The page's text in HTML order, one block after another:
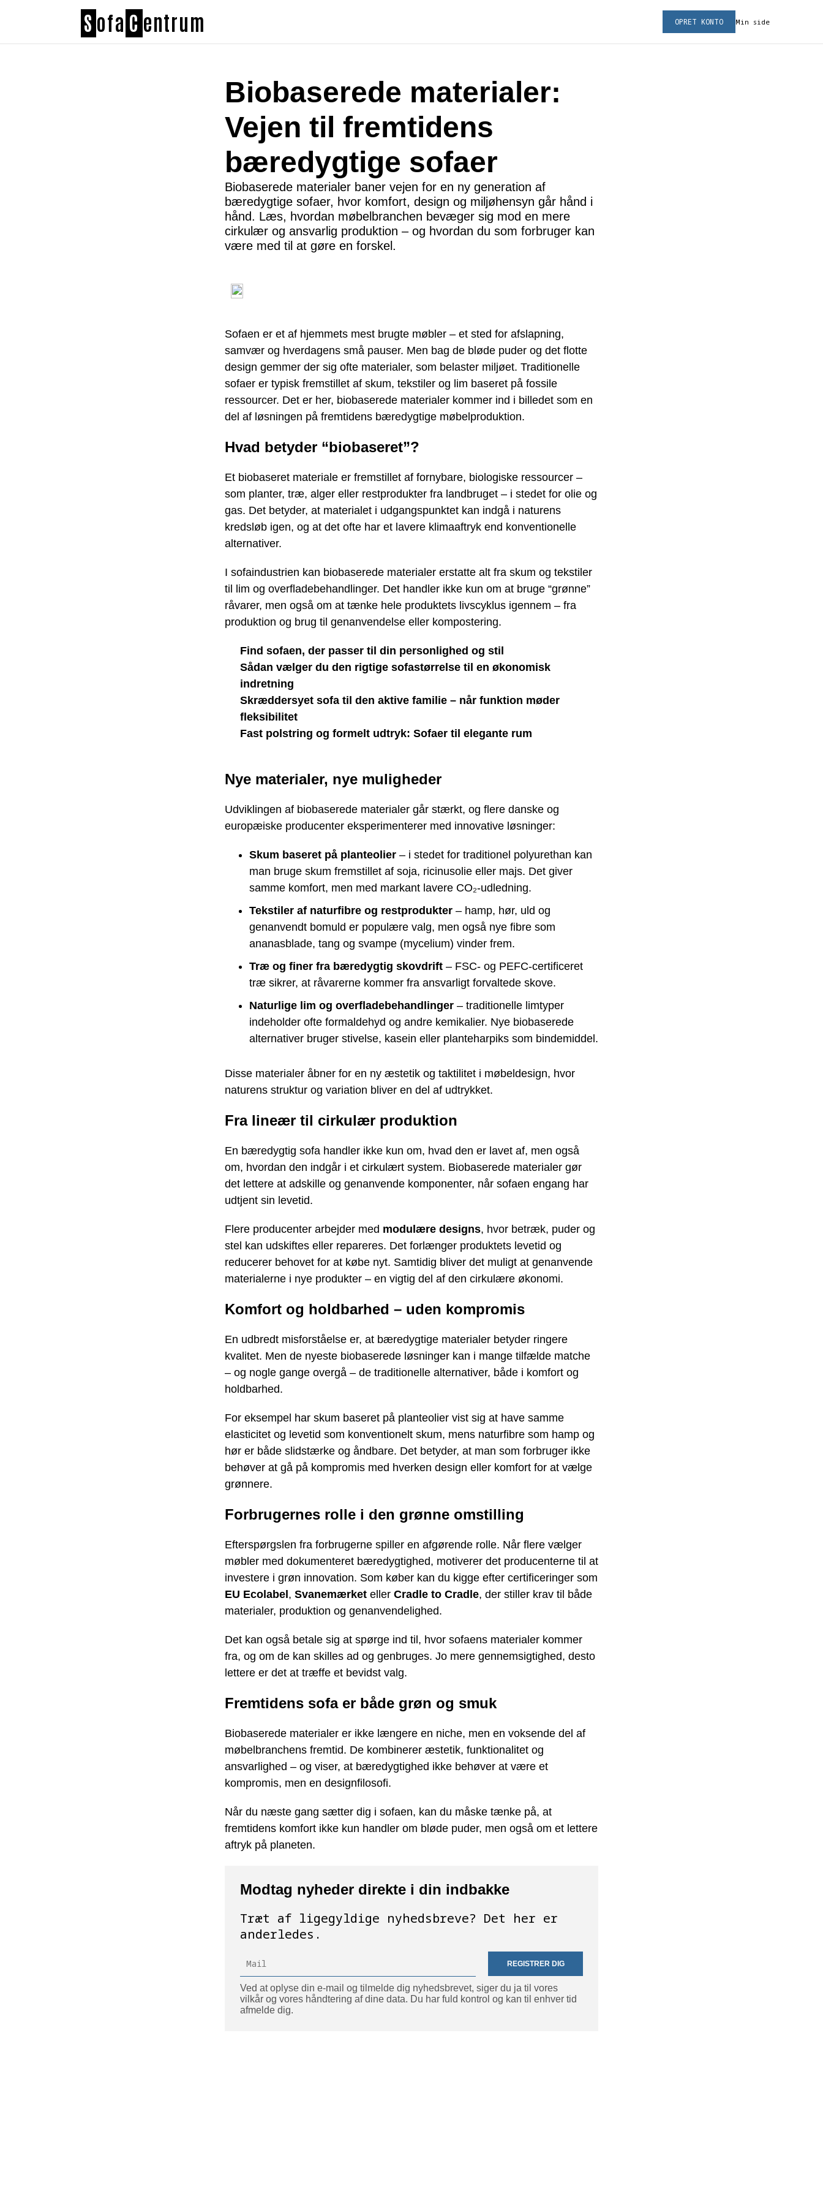
S ofa C entrum Min side
OPRET KONTO
Biobaserede materialer:
Vejen til fremtidens
bæredygtige sofaer
Biobaserede materialer baner vejen for en ny generation af
bæredygtige sofaer, hvor komfort, design og miljøhensyn går hånd i
hånd. Læs, hvordan møbelbranchen bevæger sig mod en mere
cirkulær og ansvarlig produktion – og hvordan du som forbruger kan
være med til at gøre en forskel.
Sofaen er et af hjemmets mest brugte møbler – et sted for afslapning,
samvær og hverdagens små pauser. Men bag de bløde puder og det flotte
design gemmer der sig ofte materialer, som belaster miljøet. Traditionelle
sofaer er typisk fremstillet af skum, tekstiler og lim baseret på fossile
ressourcer. Det er her, biobaserede materialer kommer ind i billedet som en
del af løsningen på fremtidens bæredygtige møbelproduktion.
Hvad betyder “biobaseret”?
Et biobaseret materiale er fremstillet af fornybare, biologiske ressourcer –
som planter, træ, alger eller restprodukter fra landbruget – i stedet for olie og
gas. Det betyder, at materialet i udgangspunktet kan indgå i naturens
kredsløb igen, og at det ofte har et lavere klimaaftryk end konventionelle
alternativer.
I sofaindustrien kan biobaserede materialer erstatte alt fra skum og tekstiler
til lim og overfladebehandlinger. Det handler ikke kun om at bruge “grønne”
råvarer, men også om at tænke hele produktets livscyklus igennem – fra
produktion og brug til genanvendelse eller kompostering.
Find sofaen, der passer til din personlighed og stil
Sådan vælger du den rigtige sofastørrelse til en økonomisk
indretning
Skræddersyet sofa til den aktive familie – når funktion møder
fleksibilitet
Fast polstring og formelt udtryk: Sofaer til elegante rum
Nye materialer, nye muligheder
Udviklingen af biobaserede materialer går stærkt, og flere danske og
europæiske producenter eksperimenterer med innovative løsninger:
Skum baseret på planteolier – i stedet for traditionel polyurethan kan
man bruge skum fremstillet af soja, ricinusolie eller majs. Det giver
samme komfort, men med markant lavere CO₂-udledning.
Tekstiler af naturfibre og restprodukter – hamp, hør, uld og
genanvendt bomuld er populære valg, men også nye fibre som
ananasblade, tang og svampe (mycelium) vinder frem.
Træ og finer fra bæredygtig skovdrift – FSC- og PEFC-certificeret
træ sikrer, at råvarerne kommer fra ansvarligt forvaltede skove.
Naturlige lim og overfladebehandlinger – traditionelle limtyper
indeholder ofte formaldehyd og andre kemikalier. Nye biobaserede
alternativer bruger stivelse, kasein eller planteharpiks som bindemiddel.
Disse materialer åbner for en ny æstetik og taktilitet i møbeldesign, hvor
naturens struktur og variation bliver en del af udtrykket.
Fra lineær til cirkulær produktion
En bæredygtig sofa handler ikke kun om, hvad den er lavet af, men også
om, hvordan den indgår i et cirkulært system. Biobaserede materialer gør
det lettere at adskille og genanvende komponenter, når sofaen engang har
udtjent sin levetid.
Flere producenter arbejder med modulære designs, hvor betræk, puder og
stel kan udskiftes eller repareres. Det forlænger produktets levetid og
reducerer behovet for at købe nyt. Samtidig bliver det muligt at genanvende
materialerne i nye produkter – en vigtig del af den cirkulære økonomi.
Komfort og holdbarhed – uden kompromis
En udbredt misforståelse er, at bæredygtige materialer betyder ringere
kvalitet. Men de nyeste biobaserede løsninger kan i mange tilfælde matche
– og nogle gange overgå – de traditionelle alternativer, både i komfort og
holdbarhed.
For eksempel har skum baseret på planteolier vist sig at have samme
elasticitet og levetid som konventionelt skum, mens naturfibre som hamp og
hør er både slidstærke og åndbare. Det betyder, at man som forbruger ikke
behøver at gå på kompromis med hverken design eller komfort for at vælge
grønnere.
Forbrugernes rolle i den grønne omstilling
Efterspørgslen fra forbrugerne spiller en afgørende rolle. Når flere vælger
møbler med dokumenteret bæredygtighed, motiverer det producenterne til at
investere i grøn innovation. Som køber kan du kigge efter certificeringer som
EU Ecolabel, Svanemærket eller Cradle to Cradle, der stiller krav til både
materialer, produktion og genanvendelighed.
Det kan også betale sig at spørge ind til, hvor sofaens materialer kommer
fra, og om de kan skilles ad og genbruges. Jo mere gennemsigtighed, desto
lettere er det at træffe et bevidst valg.
Fremtidens sofa er både grøn og smuk
Biobaserede materialer er ikke længere en niche, men en voksende del af
møbelbranchens fremtid. De kombinerer æstetik, funktionalitet og
ansvarlighed – og viser, at bæredygtighed ikke behøver at være et
kompromis, men en designfilosofi.
Når du næste gang sætter dig i sofaen, kan du måske tænke på, at
fremtidens komfort ikke kun handler om bløde puder, men også om et lettere
aftryk på planeten.
Modtag nyheder direkte i din indbakke
Træt af ligegyldige nyhedsbreve? Det her er
anderledes.
REGISTRER DIG
Ved at oplyse din e-mail og tilmelde dig nyhedsbrevet, siger du ja til vores
vilkår og vores håndtering af dine data. Du har fuld kontrol og kan til enhver tid
afmelde dig.